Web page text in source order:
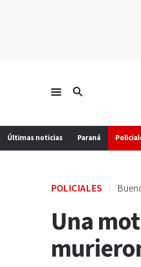
Últimas noticias Paraná
POLICIALES
Una